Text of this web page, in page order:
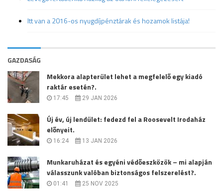
Itt van a 2016-os nyugdíjpénztárak és hozamok listája!
GAZDASÁG
Mekkora alapterület lehet a megfelelő egy kiadó
raktár esetén?.
17:45 29 JAN 2026
Új év, új lendület: fedezd fel a Roosevelt Irodaház
előnyeit.
16:24 13 JAN 2026
Munkaruházat és egyéni védőeszközök – mi alapján
válasszunk valóban biztonságos felszerelést?.
01:41 25 NOV 2025